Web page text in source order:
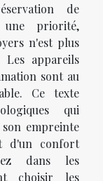
de
une priorité,
n'est plus
Les appareils
sont au
Ce texte
qui
empreinte
d'un confort
dans les
choisir les